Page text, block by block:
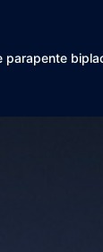
parapente